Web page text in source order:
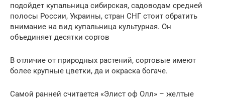
подойдет купальница сибирская, садоводам средней
полосы России, Украины, стран СНГ стоит обратить
внимание на вид купальница культурная. Он
объединяет десятки сортов
В отличие от природных растений, сортовые имеют
более крупные цветки, да и окраска богаче.
Самой ранней считается «Элист оф Олл» – желтые